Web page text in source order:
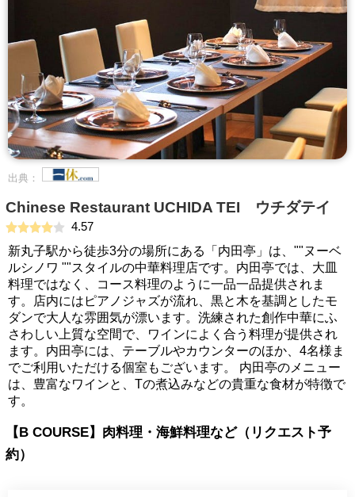
出典：
Chinese Restaurant UCHIDA TEI ウチダテイ
4.57
新丸子駅から徒歩3分の場所にある「内田亭」は、""ヌーベ
ルシノワ ""スタイルの中華料理店です。内田亭では、大皿
料理ではなく、コース料理のように一品一品提供されま
す。店内にはピアノジャズが流れ、黒と木を基調としたモ
ダンで大人な雰囲気が漂います。洗練された創作中華にふ
さわしい上質な空間で、ワインによく合う料理が提供され
ます。内田亭には、テーブルやカウンターのほか、4名様ま
でご利用いただける個室もございます。 内田亭のメニュー
は、豊富なワインと、Tの煮込みなどの貴重な食材が特徴で
す。
【B COURSE】肉料理・海鮮料理など（リクエスト予
約）